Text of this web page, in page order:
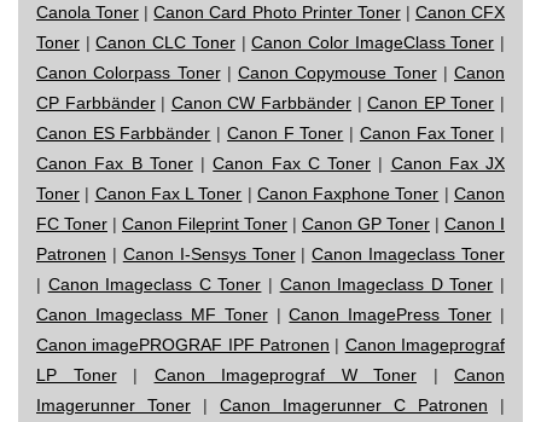
Canola Toner |Canon Card Photo Printer Toner| Canon CFX
Toner |Canon CLC Toner|Canon Color ImageClass Toner |
Canon Colorpass Toner| Canon Copymouse Toner| Canon
CP Farbbänder| Canon CW Farbbänder |Canon EP Toner |
Canon ES Farbbänder | Canon F Toner | Canon Fax Toner |
Canon Fax B Toner|Canon Fax C Toner | Canon Fax JX
Toner | Canon Fax L Toner | Canon Faxphone Toner |Canon
FC Toner | Canon Fileprint Toner | Canon GP Toner | Canon I
Patronen | Canon I-Sensys Toner|Canon Imageclass Toner
| Canon Imageclass C Toner | Canon Imageclass D Toner |
Canon Imageclass MF Toner|Canon ImagePress Toner |
Canon imagePROGRAF IPF Patronen | Canon Imageprograf
LP Toner| Canon Imageprograf W Toner | Canon
Imagerunner Toner | Canon Imagerunner C Patronen |